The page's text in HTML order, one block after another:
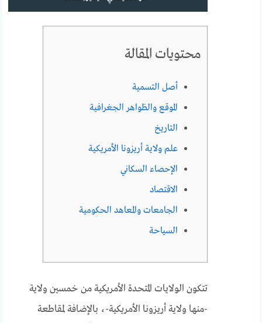
محتويات المقالة
أصل التسمية
الموقع والظواهر الجغرافية
التاريخ
علم ولاية أريزونا الأمريكية
الإحصاء السكاني
الاقتصاد
الجامعات والمعاهد الحكومية
السياحة
تتكون الولايات المتحدة الأمريكية من خمسين ولاية
-منها ولاية أريزونا الأمريكية-، بالإضافة لمقاطعة